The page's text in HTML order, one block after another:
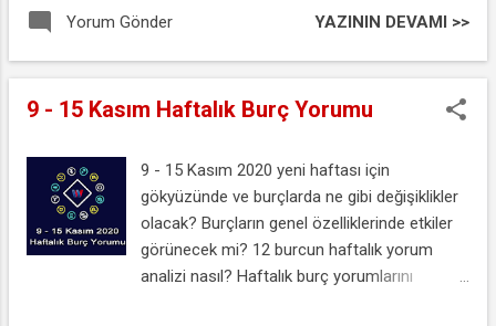
Kot Eteğin Üstüne Ne Giyilir? baslikli
yazimizda ilginizi cekebilir.
Yorum Gönder YAZININ DEVAMI >>
9 - 15 Kasım Haftalık Burç Yorumu
9 - 15 Kasım 2020 yeni haftası için
gökyüzünde ve burçlarda ne gibi değişiklikler
olacak? Burçların genel özelliklerinde etkiler
görünecek mi? 12 burcun haftalık yorum
analizi nasıl? Haftalık burç yorumlarını